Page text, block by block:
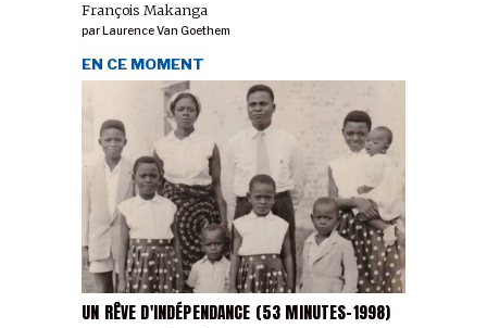
François Makanga
par Laurence Van Goethem
UN RÊVE D'INDÉPENDANCE (53 MINUTES-1998)
EN CE MOMENT